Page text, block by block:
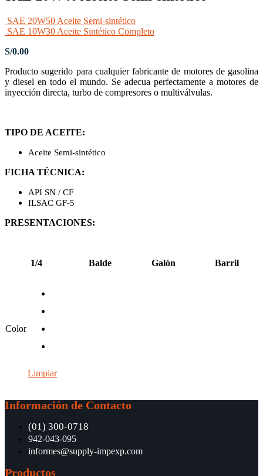
SAE 20W50 Aceite Semi-sintético
SAE 10W30 Aceite Sintético Completo
S/0.00
Producto sugerido para cualquier fabricante de motores de gasolina
y diesel en todo el mundo. Se adecua perfectamente a motores de
inyección directa, turbo de compresores o multiválvulas.
TIPO DE ACEITE:
Aceite Semi-sintético
FICHA TÉCNICA:
API SN / CF
ILSAC GF-5
PRESENTACIONES:
1/4 Balde Galón Barril
Color
Limpiar
Información de Contacto
(01) 300-0718
942-043-095
informes@supply-impexp.com
Productos